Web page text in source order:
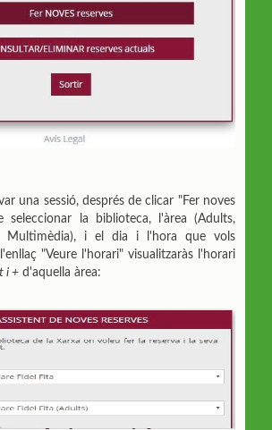
una sessió, després de clicar "Fer noves
seleccionar la biblioteca, l'àrea (Adults,
Multimèdia), i el dia i l'hora que vols
"Veure l'horari" visualitzaràs l'horari
i + d'aquella àrea: